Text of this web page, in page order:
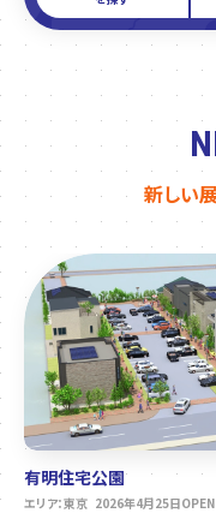
新しい
有明住宅公園
エリア：東京 2026年4月25日OPEN